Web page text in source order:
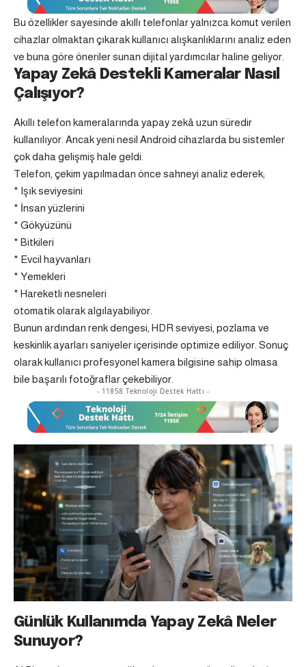
Bu özellikler sayesinde akıllı telefonlar yalnızca komut verilen
cihazlar olmaktan çıkarak kullanıcı alışkanlıklarını analiz eden
ve buna göre öneriler sunan dijital yardımcılar haline geliyor.
Yapay Zekâ Destekli Kameralar Nasıl
Çalışıyor?
Akıllı telefon kameralarında yapay zekâ uzun süredir
kullanılıyor. Ancak yeni nesil Android cihazlarda bu sistemler
çok daha gelişmiş hale geldi.
Telefon, çekim yapılmadan önce sahneyi analiz ederek;
* Işık seviyesini
* İnsan yüzlerini
* Gökyüzünü
* Bitkileri
* Evcil hayvanları
* Yemekleri
* Hareketli nesneleri
otomatik olarak algılayabiliyor.
Bunun ardından renk dengesi, HDR seviyesi, pozlama ve
keskinlik ayarları saniyeler içerisinde optimize ediliyor. Sonuç
olarak kullanıcı profesyonel kamera bilgisine sahip olmasa
bile başarılı fotoğraflar çekebiliyor.
- 11858 Teknoloji Destek Hattı -
Günlük Kullanımda Yapay Zekâ Neler
Sunuyor?